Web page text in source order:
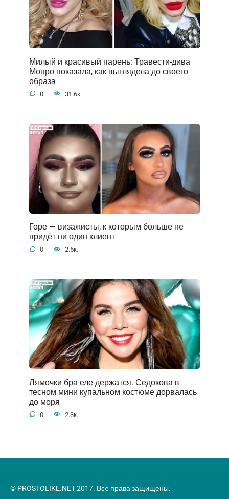
Милый и красивый парень: Травести-дива
Монро показала, как выглядела до своего
образа
0 31.6к.
Горе — визажисты, к которым больше не
придёт ни один клиент
0 2.5к.
Лямочки бра еле держатся. Седокова в
тесном мини купальном костюме дорвалась
до моря
0 2.3к.
© PROSTOLIKE.NET 2017. Все права защищены.